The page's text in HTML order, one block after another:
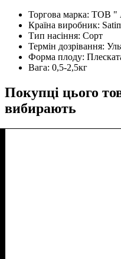
Торгова марка: ТОВ "
Країна виробник:
Тип насіння: Сорт
Термін дозрівання:
Форма плоду:
Вага: 0,5-2,5кг
Покупці цього
вибирають